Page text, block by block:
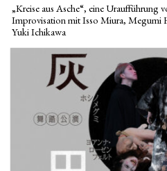
„Kreise aus Asche“, eine Uraufführung
Improvisation mit Isso Miura, Megumi
Yuki Ichikawa